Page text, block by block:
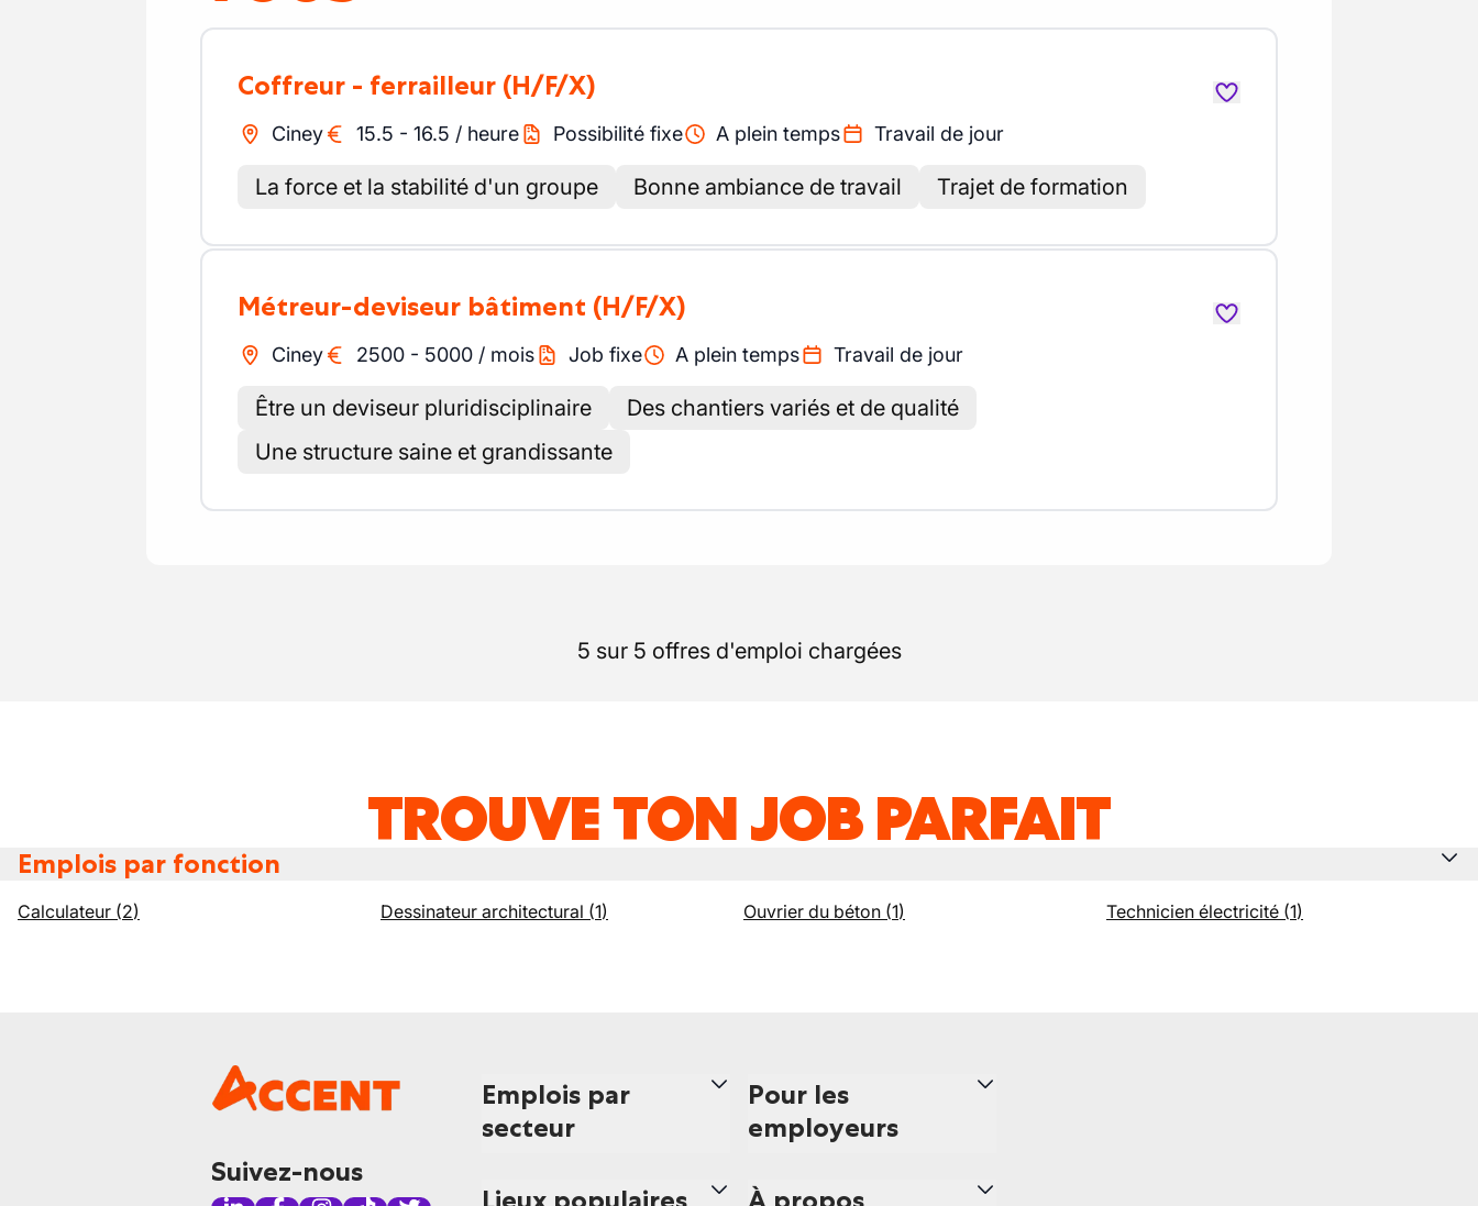
Coffreur - ferrailleur (H/F/X)
Ciney 15.5 - 16.5 / heure Possibilité fixe A plein temps Travail de jour
La force et la stabilité d'un groupe Bonne ambiance de travail Trajet de formation
Métreur-deviseur bâtiment (H/F/X)
Ciney 2500 - 5000 / mois Job fixe A plein temps Travail de jour
Être un deviseur pluridisciplinaire
Des chantiers variés et de qualité
Une structure saine et grandissante
5 sur 5 offres d'emploi chargées
TROUVE TON JOB PARFAIT
Emplois par fonction
Calculateur (2) Dessinateur architectural (1) Ouvrier du béton (1) Technicien électricité (1)
Suivez-nous
Emplois par
secteur
Pour les
employeurs